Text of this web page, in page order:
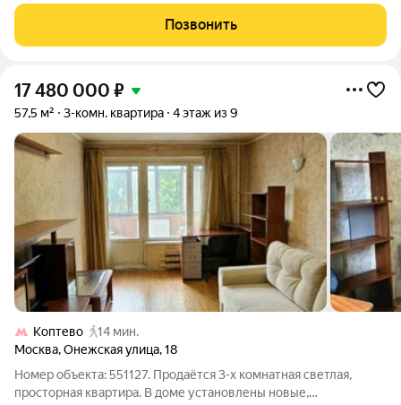
евро 4-комнатная квартира площадью 79.8 кв.м в престижном
жилом комплексе
Позвонить
17 480 000 ₽
57,5 м² 3-комн. квартира 4 этаж из 9
Коптево
14 мин.
Москва,Онежская улица,18
Номер объекта: 551127. Продаётся 3-х комнатная светлая,
просторная квартира. В доме установлены новые,